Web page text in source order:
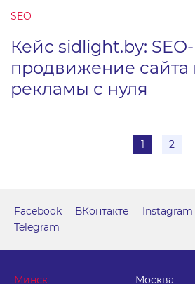
SEO
Кейс sidlight.by: SEO-
продвижение сайта
рекламы с нуля
1 2
Минск Москва
Facebook ВКонтакте Instagram
Telegram